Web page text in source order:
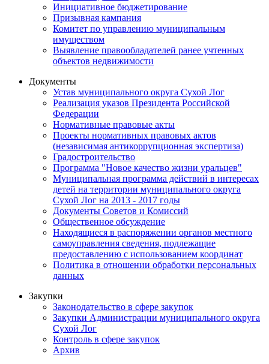
Инициативное бюджетирование
Призывная кампания
Комитет по управлению муниципальным
имуществом
Выявление правообладателей ранее учтенных
объектов недвижимости
Документы
Устав муниципального округа Сухой Лог
Реализация указов Президента Российской
Федерации
Нормативные правовые акты
Проекты нормативных правовых актов
(независимая антикоррупционная экспертиза)
Градостроительство
Программа "Новое качество жизни уральцев"
Муниципальная программа действий в интересах
детей на территории муниципального округа
Сухой Лог на 2013 - 2017 годы
Документы Советов и Комиссий
Общественное обсуждение
Находящиеся в распоряжении органов местного
самоуправления сведения, подлежащие
предоставлению с использованием координат
Политика в отношении обработки персональных
данных
Закупки
Законодательство в сфере закупок
Закупки Администрации муниципального округа
Сухой Лог
Контроль в сфере закупок
Архив